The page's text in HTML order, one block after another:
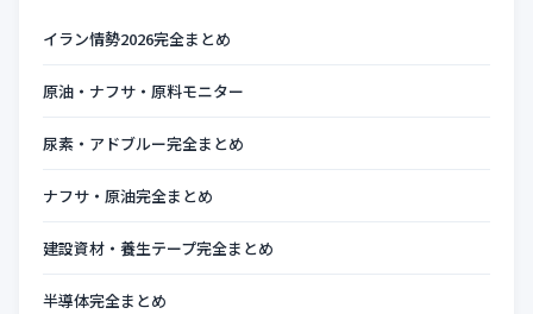
イラン情勢2026完全まとめ
原油・ナフサ・原料モニター
尿素・アドブルー完全まとめ
ナフサ・原油完全まとめ
建設資材・養生テープ完全まとめ
半導体完全まとめ